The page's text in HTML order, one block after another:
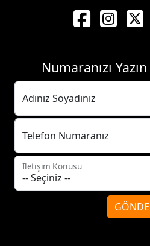
Numaranızı
Adınız Soyadınız
Telefon Numaranız
İletişim Konusu